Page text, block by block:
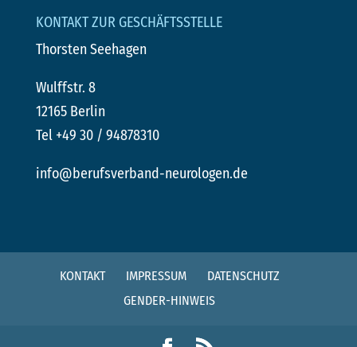
KONTAKT ZUR GESCHÄFTSSTELLE
Thorsten Seehagen
Wulffstr. 8
12165 Berlin
Tel +49 30 / 94878310
info@berufsverband-neurologen.de
KONTAKT IMPRESSUM
DATENSCHUTZ
GENDER-HINWEIS